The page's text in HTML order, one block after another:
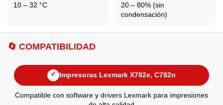
10 – 32 °C
20 – 80% (sin
condensación)
🔄 COMPATIBILIDAD
✓ Impresoras Lexmark X782e, C782n
Compatible con software y drivers Lexmark para impresiones